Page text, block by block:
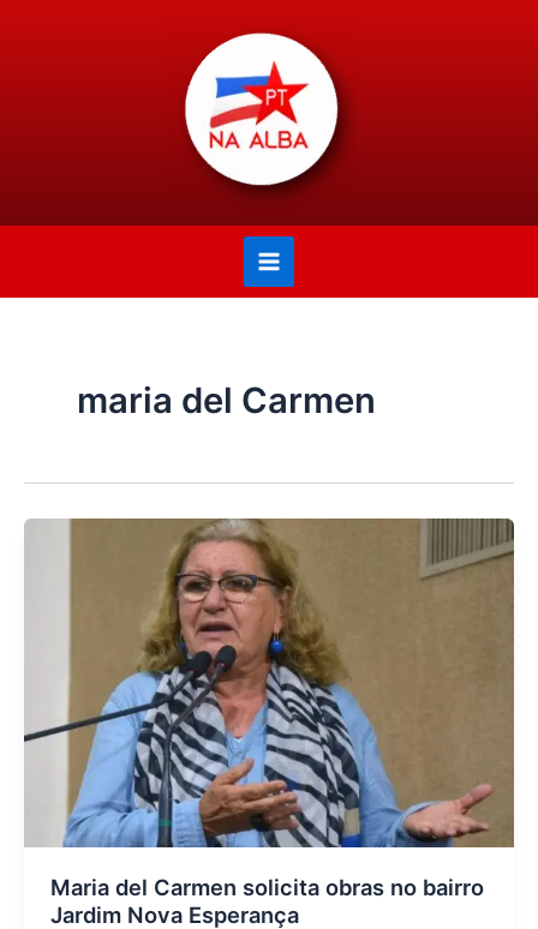
Menu
maria del Carmen
Maria del Carmen solicita obras no bairro
Jardim Nova Esperança